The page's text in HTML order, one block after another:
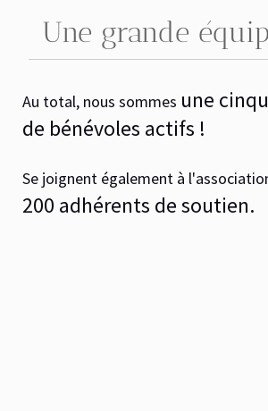
Une grande
Au total, nous sommes une
de bénévoles actifs !
Se joignent également à
200 adhérents de soutien.